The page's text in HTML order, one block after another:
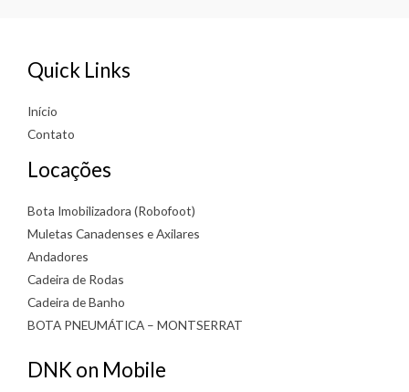
Quick Links
Início
Contato
Locações
Bota Imobilizadora (Robofoot)
Muletas Canadenses e Axilares
Andadores
Cadeira de Rodas
Cadeira de Banho
BOTA PNEUMÁTICA – MONTSERRAT
DNK on Mobile